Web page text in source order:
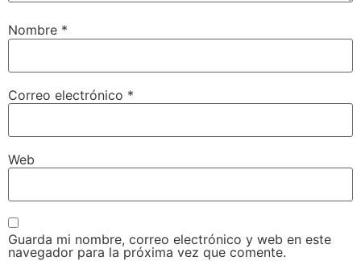
Nombre *
Correo electrónico *
Web
Guarda mi nombre, correo electrónico y web en este
navegador para la próxima vez que comente.